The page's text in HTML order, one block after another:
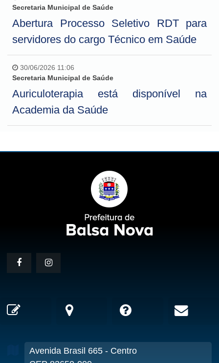
Secretaria Municipal de Saúde
Abertura Processo Seletivo RDT para
servidores do cargo Técnico em Saúde
30/06/2026 11:06
Secretaria Municipal de Saúde
Auriculoterapia está disponível na
Academia da Saúde
Avenida Brasil 665 - Centro